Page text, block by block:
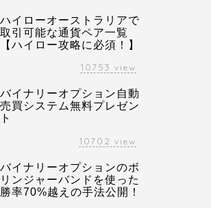
ハイローオーストラリアで
取引可能な通貨ペア一覧
【ハイロー攻略に必須！】
10753 view
バイナリーオプション自動
売買システム無料プレゼン
ト
10702 view
バイナリーオプションのボ
リンジャーバンドを使った
勝率70%越えの手法公開！